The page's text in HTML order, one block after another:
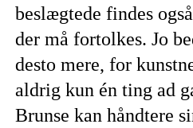
beslægtede findes
der må fortolkes. Jo
desto mere, for
aldrig kun én ting ad
Brunse kan håndtere